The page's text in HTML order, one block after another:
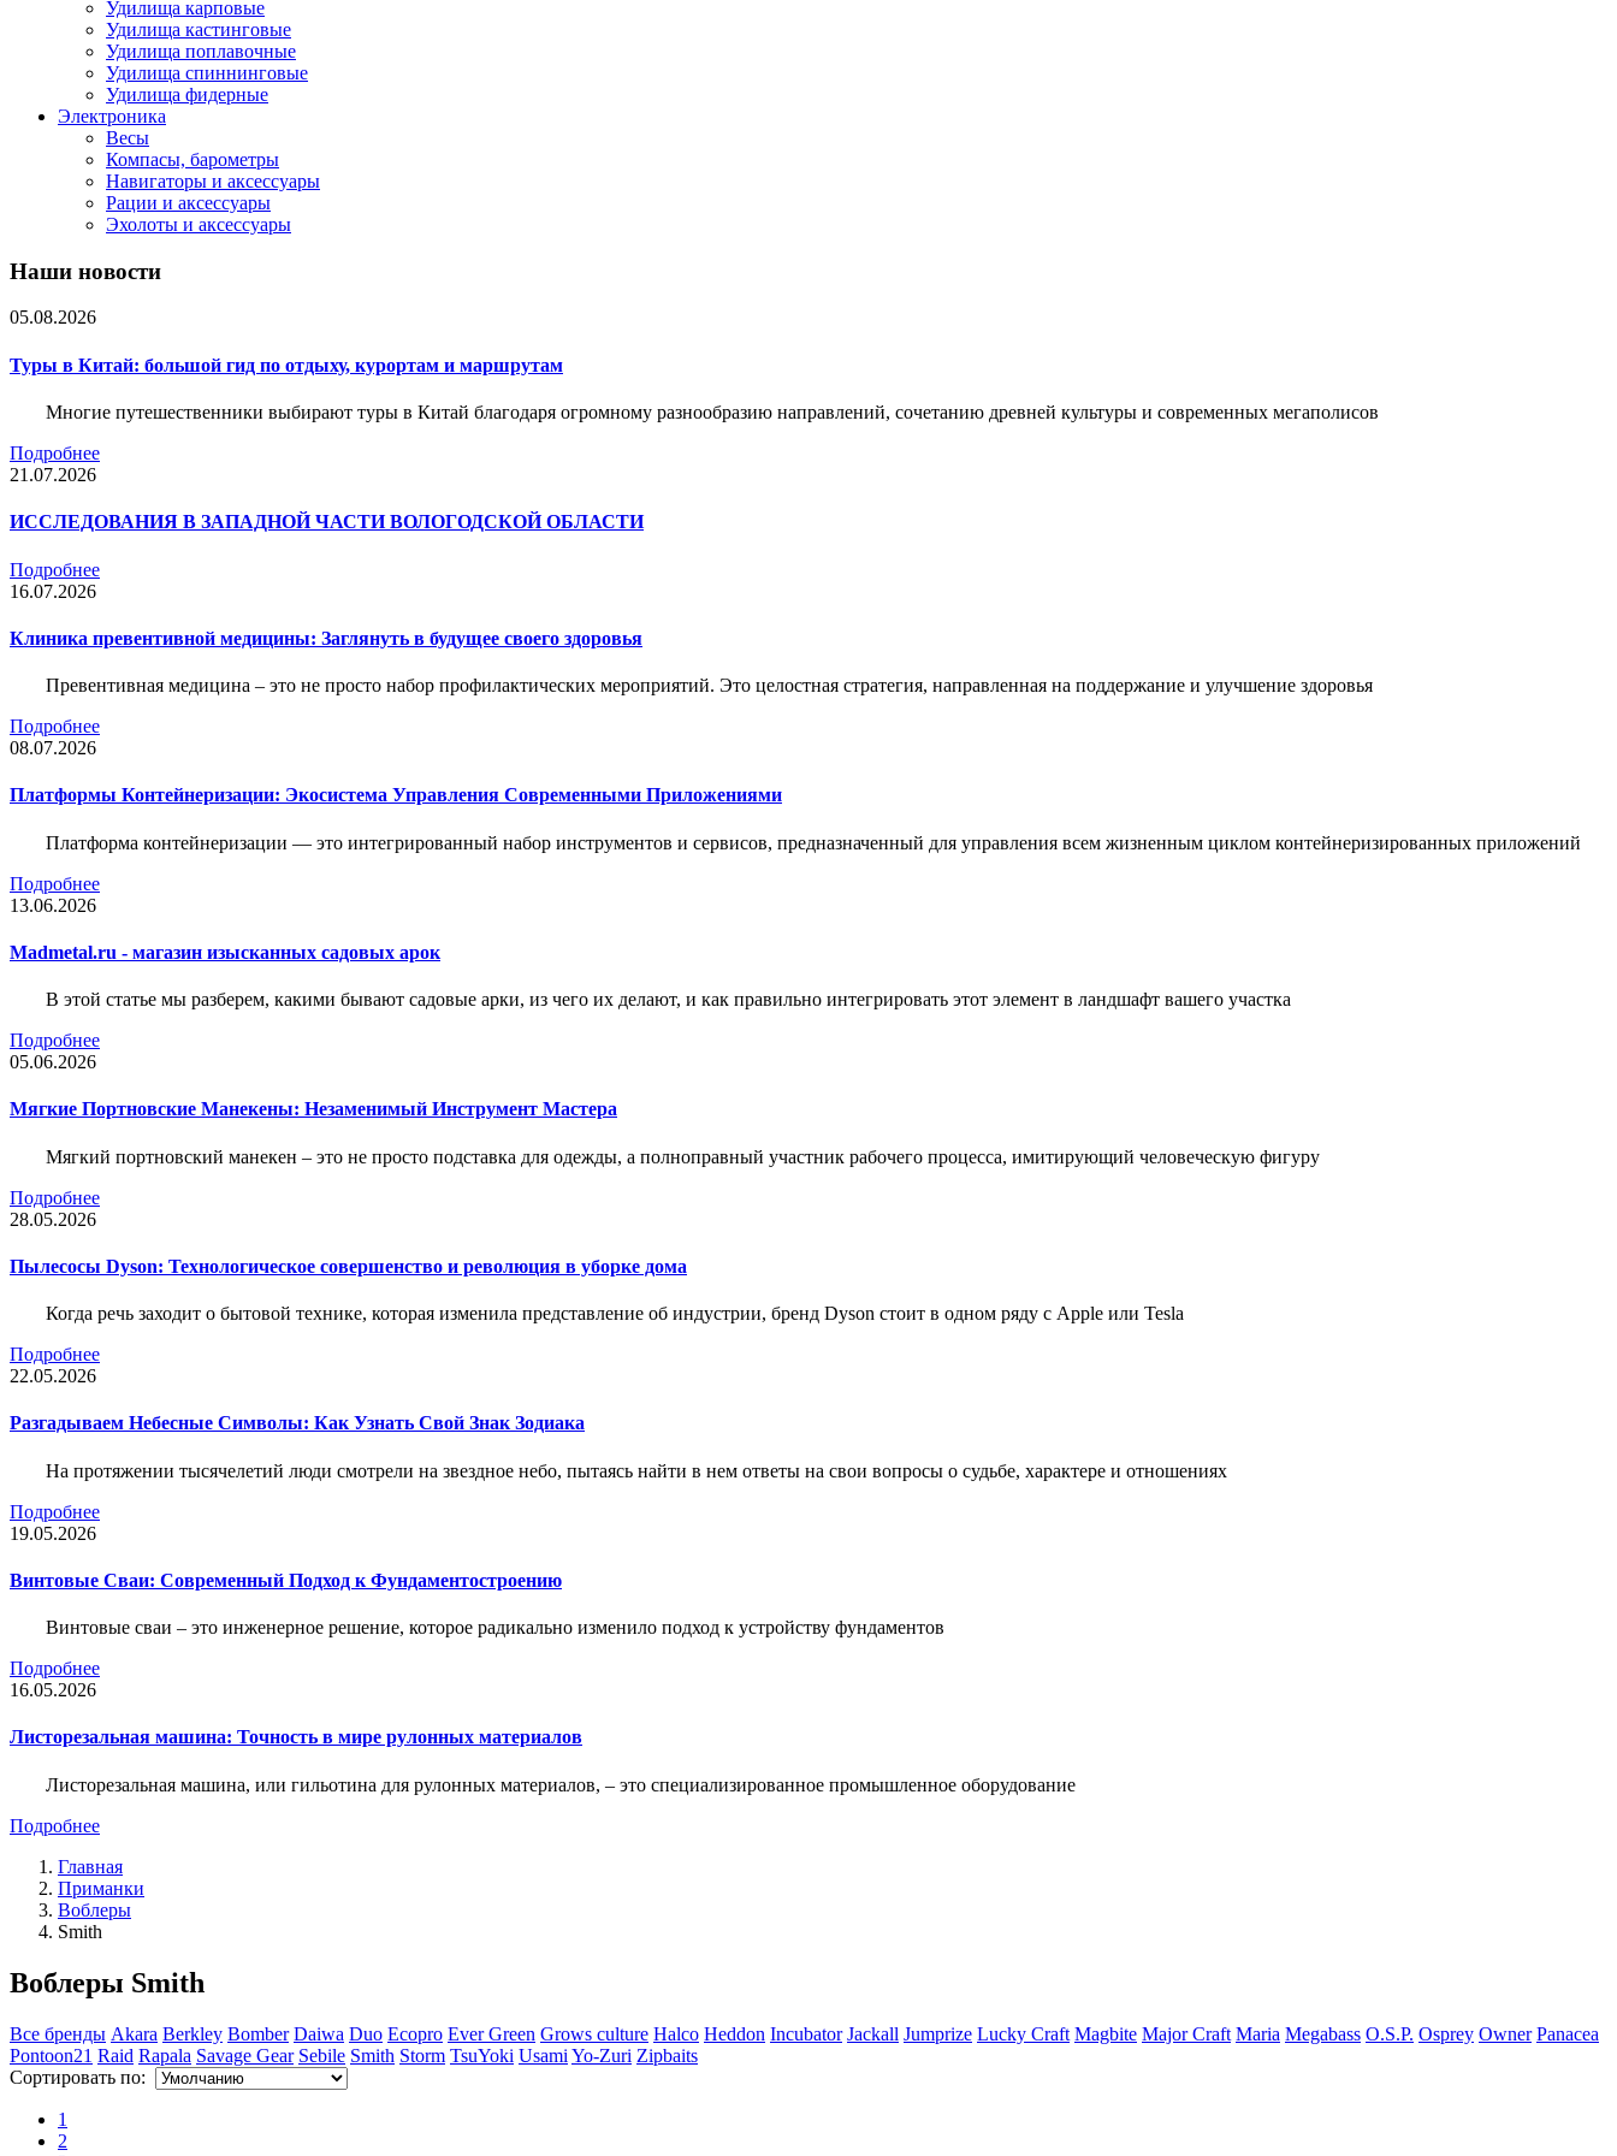
Удилища карповые
Удилища кастинговые
Удилища поплавочные
Удилища спиннинговые
Удилища фидерные
Электроника
Весы
Компасы, барометры
Навигаторы и аксессуары
Рации и аксессуары
Эхолоты и аксессуары
Наши новости
05.08.2026
Туры в Китай: большой гид по отдыху, курортам и маршрутам
Многие путешественники выбирают туры в Китай благодаря огромному разнообразию направлений, сочетанию древней культуры и современных мегаполисов
Подробнее
21.07.2026
ИССЛЕДОВАНИЯ В ЗАПАДНОЙ ЧАСТИ ВОЛОГОДСКОЙ ОБЛАСТИ
Подробнее
16.07.2026
Клиника превентивной медицины: Заглянуть в будущее своего здоровья
Превентивная медицина – это не просто набор профилактических мероприятий. Это целостная стратегия, направленная на поддержание и улучшение здоровья
Подробнее
08.07.2026
Платформы Контейнеризации: Экосистема Управления Современными Приложениями
Платформа контейнеризации — это интегрированный набор инструментов и сервисов, предназначенный для управления всем жизненным циклом контейнеризированных приложений
Подробнее
13.06.2026
Madmetal.ru - магазин изысканных садовых арок
В этой статье мы разберем, какими бывают садовые арки, из чего их делают, и как правильно интегрировать этот элемент в ландшафт вашего участка
Подробнее
05.06.2026
Мягкие Портновские Манекены: Незаменимый Инструмент Мастера
Мягкий портновский манекен – это не просто подставка для одежды, а полноправный участник рабочего процесса, имитирующий человеческую фигуру
Подробнее
28.05.2026
Пылесосы Dyson: Технологическое совершенство и революция в уборке дома
Когда речь заходит о бытовой технике, которая изменила представление об индустрии, бренд Dyson стоит в одном ряду с Apple или Tesla
Подробнее
22.05.2026
Разгадываем Небесные Символы: Как Узнать Свой Знак Зодиака
На протяжении тысячелетий люди смотрели на звездное небо, пытаясь найти в нем ответы на свои вопросы о судьбе, характере и отношениях
Подробнее
19.05.2026
Винтовые Сваи: Современный Подход к Фундаментостроению
Винтовые сваи – это инженерное решение, которое радикально изменило подход к устройству фундаментов
Подробнее
16.05.2026
Листорезальная машина: Точность в мире рулонных материалов
Листорезальная машина, или гильотина для рулонных материалов, – это специализированное промышленное оборудование
Подробнее
Главная
Приманки
Воблеры
Smith
Воблеры Smith
Все бренды Akara Berkley Bomber Daiwa Duo Ecopro Ever Green Grows culture Halco Heddon Incubator Jackall Jumprize Lucky Craft Magbite Major Craft Maria Megabass O.S.P. Osprey Owner Panacea
Pontoon21 Raid Rapala Savage Gear Sebile Smith Storm TsuYoki Usami Yo-Zuri Zipbaits
Сортировать по:
1
2